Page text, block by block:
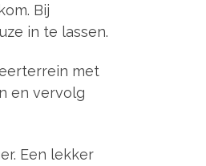
Bij
in te lassen.
met
en vervolg
Een lekker